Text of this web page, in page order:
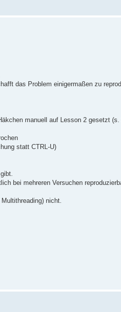
das Problem einigermaßen zu
manuell auf Lesson 2 gesetzt
statt CTRL-U)
bei mehreren Versuchen
nicht.